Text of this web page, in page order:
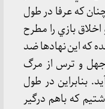
كه عرفا در طول
بازي را مطرح
كه اين نهادها ضد
و ترس از مرگ
بنابراين در طول
كه باهم درگير